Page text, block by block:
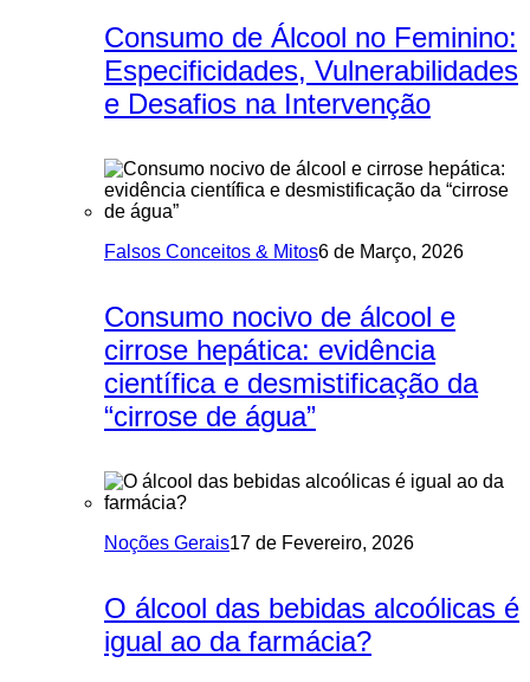
Consumo de Álcool no Feminino:
Especificidades, Vulnerabilidades
e Desafios na Intervenção
Falsos Conceitos & Mitos6 de Março, 2026
Consumo nocivo de álcool e
cirrose hepática: evidência
científica e desmistificação da
“cirrose de água”
Noções Gerais17 de Fevereiro, 2026
O álcool das bebidas alcoólicas é
igual ao da farmácia?